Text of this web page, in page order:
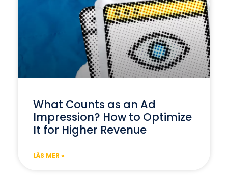
What Counts as an Ad
Impression? How to Optimize
It for Higher Revenue
LÄS MER »